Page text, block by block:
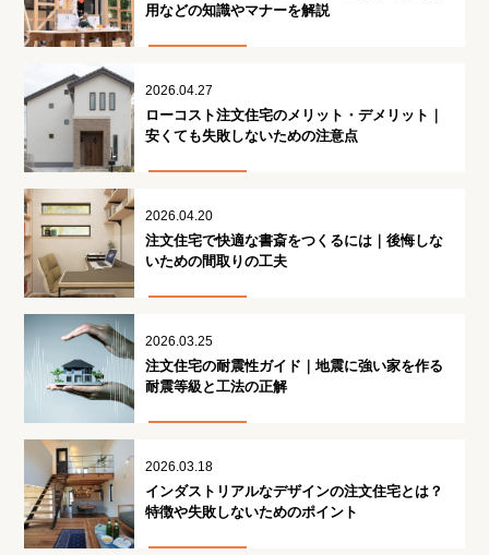
用などの知識やマナーを解説
2026.04.27
ローコスト注文住宅のメリット・デメリット｜
安くても失敗しないための注意点
2026.04.20
注文住宅で快適な書斎をつくるには｜後悔しな
いための間取りの工夫
2026.03.25
注文住宅の耐震性ガイド｜地震に強い家を作る
耐震等級と工法の正解
2026.03.18
インダストリアルなデザインの注文住宅とは？
特徴や失敗しないためのポイント